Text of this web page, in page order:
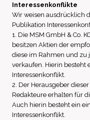
Interessenkonflikte
Wir weisen ausdrücklich
Publikation
1. Die MSM GmbH & Co.
besitzen Aktien der
diese im Rahmen und
verkaufen. Hierin besteht
Interessenkonflikt.
2. Der Herausgeber
Redakteure erhalten für
Auch hierin besteht ein
Interessenkonflikt.